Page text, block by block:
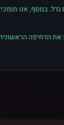
בנוסף, אנו
את הדחיפה